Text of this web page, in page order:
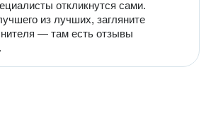
откликнутся сами.
из лучших, загляните
— там есть отзывы